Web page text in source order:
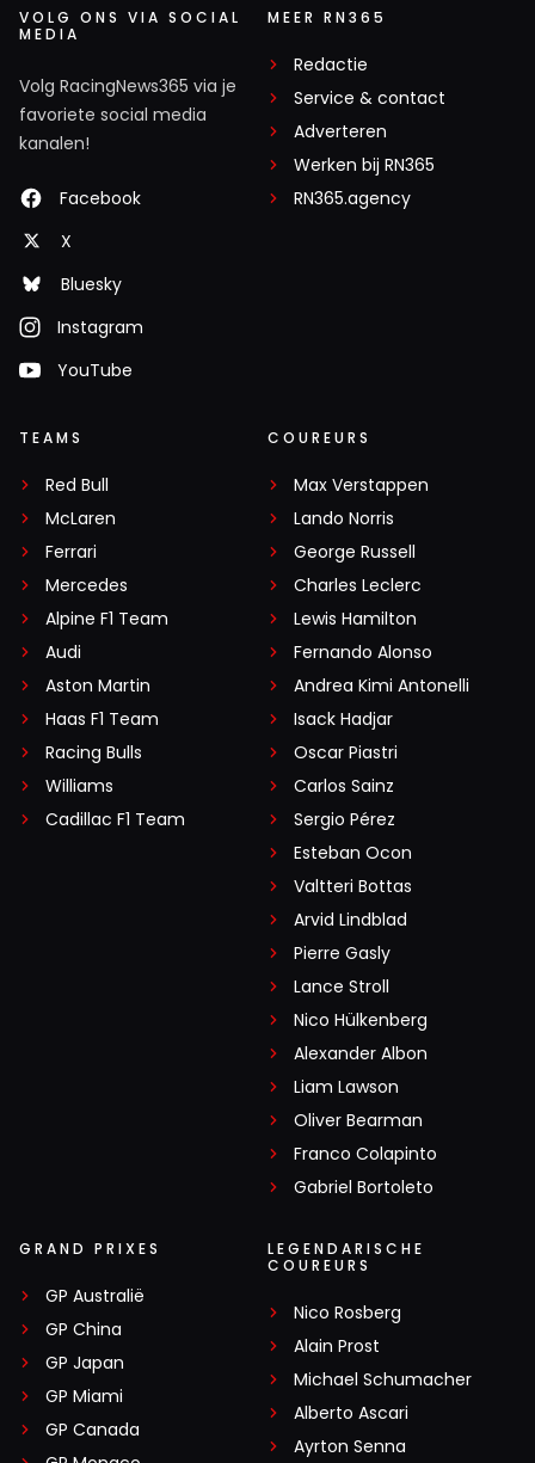
VOLG ONS VIA SOCIAL
MEDIA
Volg RacingNews365 via je
favoriete social media
kanalen!
Facebook
X
Bluesky
Instagram
YouTube
MEER RN365
Redactie
Service & contact
Adverteren
Werken bij RN365
RN365.agency
TEAMS
Red Bull
McLaren
Ferrari
Mercedes
Alpine F1 Team
Audi
Aston Martin
Haas F1 Team
Racing Bulls
Williams
Cadillac F1 Team
COUREURS
Max Verstappen
Lando Norris
George Russell
Charles Leclerc
Lewis Hamilton
Fernando Alonso
Andrea Kimi Antonelli
Isack Hadjar
Oscar Piastri
Carlos Sainz
Sergio Pérez
Esteban Ocon
Valtteri Bottas
Arvid Lindblad
Pierre Gasly
Lance Stroll
Nico Hülkenberg
Alexander Albon
Liam Lawson
Oliver Bearman
Franco Colapinto
Gabriel Bortoleto
GRAND PRIXES
GP Australië
GP China
GP Japan
GP Miami
GP Canada
LEGENDARISCHE
COUREURS
Nico Rosberg
Alain Prost
Michael Schumacher
Alberto Ascari
Ayrton Senna